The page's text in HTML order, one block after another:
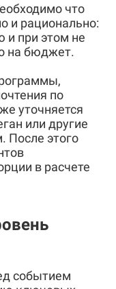
что
и рационально:
и при этом не
на бюджет.
по
уточняется
или другие
После этого
в расчете
событием